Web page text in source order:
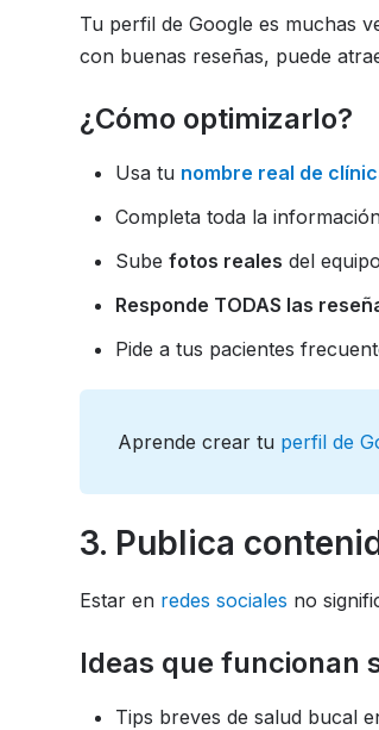
Tu perfil de Google es muchas
con buenas reseñas, puede
¿Cómo optimizarlo?
Usa tu nombre real de
Completa toda la
Subefotos reales del
Responde TODAS las
Pide a tus pacientes
Aprende crear tu perfil de
3. Publica
Estar en redes sociales no
Ideas que funcionan
Tips breves de salud bucal